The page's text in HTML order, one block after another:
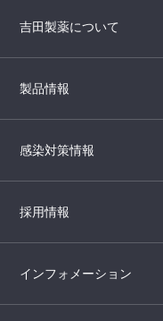
吉田製薬について
製品情報
感染対策情報
採用情報
インフォメーション